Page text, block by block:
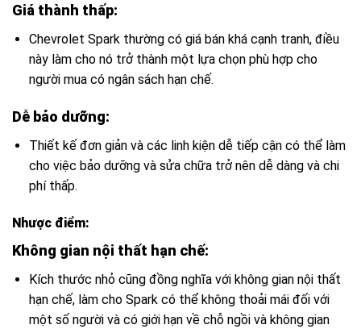
Giá thành thấp:
Chevrolet Spark thường có giá bán khá cạnh tranh, điều
này làm cho nó trở thành một lựa chọn phù hợp cho
người mua có ngân sách hạn chế.
Dễ bảo dưỡng:
Thiết kế đơn giản và các linh kiện dễ tiếp cận có thể làm
cho việc bảo dưỡng và sửa chữa trở nên dễ dàng và chi
phí thấp.
Nhược điểm:
Không gian nội thất hạn chế:
Kích thước nhỏ cũng đồng nghĩa với không gian nội thất
hạn chế, làm cho Spark có thể không thoải mái đối với
một số người và có giới hạn về chỗ ngồi và không gian